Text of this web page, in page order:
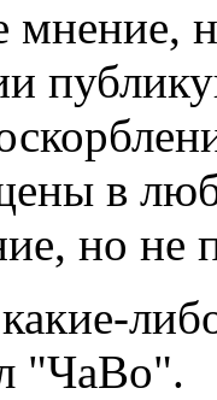
мнение,
в
но не
"ЧаВо".